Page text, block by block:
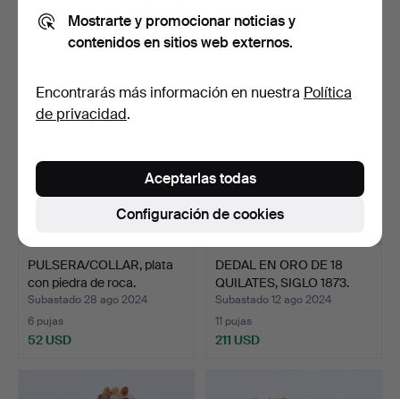
4 pujas
37 USD
13 pujas
254 USD
PULSERA/COLLAR, plata
con piedra de roca.
Subastado 28 ago 2024
6 pujas
52 USD
DEDAL EN ORO DE 18
QUILATES, SIGLO 1873.
Subastado 12 ago 2024
11 pujas
211 USD
Mostrarte y promocionar noticias y
contenidos en sitios web externos.
Encontrarás más información en nuestra Política
de privacidad.
Configuración de cookies
Aceptarlas todas